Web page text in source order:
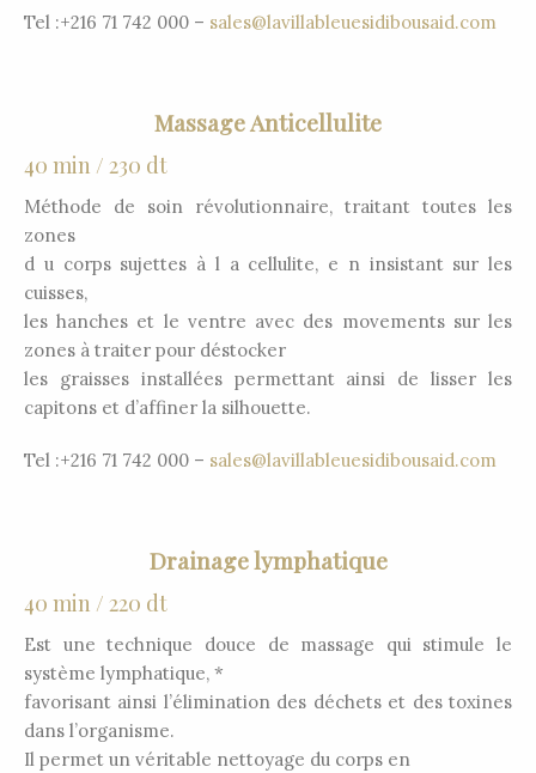
Tel :+216 71 742 000 – sales@lavillableuesidibousaid.com
Massage Anticellulite
40 min / 230 dt
Méthode de soin révolutionnaire, traitant toutes les
zones
d u corps sujettes à l a cellulite, e n insistant sur les
cuisses,
les hanches et le ventre avec des movements sur les
zones à traiter pour déstocker
les graisses installées permettant ainsi de lisser les
capitons et d’affiner la silhouette.
Tel :+216 71 742 000 – sales@lavillableuesidibousaid.com
Drainage lymphatique
40 min / 220 dt
Est une technique douce de massage qui stimule le
système lymphatique, *
favorisant ainsi l’élimination des déchets et des toxines
dans l’organisme.
Il permet un véritable nettoyage du corps en